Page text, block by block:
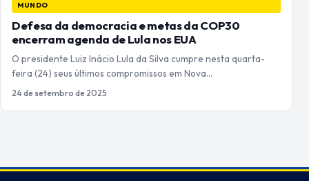
MUNDO
Defesa da democracia e metas da COP30
encerram agenda de Lula nos EUA
O presidente Luiz Inácio Lula da Silva cumpre nesta quarta-
feira (24) seus últimos compromissos em Nova…
24 de setembro de 2025